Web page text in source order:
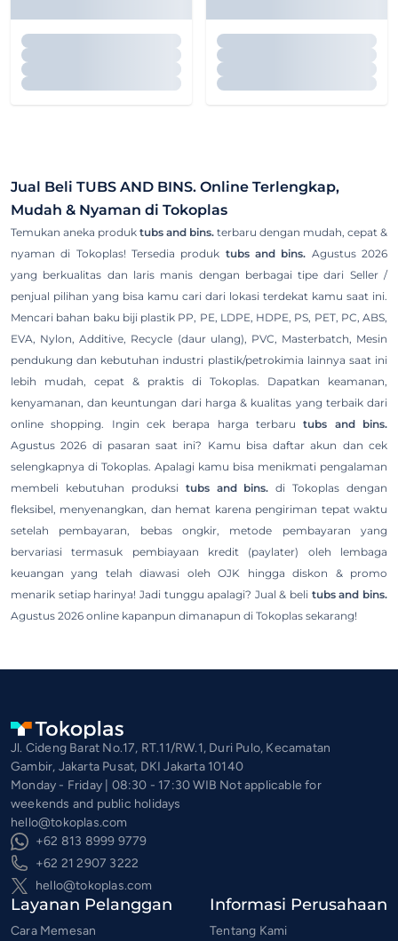
Jual Beli TUBS AND BINS. Online Terlengkap,
Mudah & Nyaman di Tokoplas
Temukan aneka produk tubs and bins. terbaru dengan mudah, cepat &
nyaman di Tokoplas! Tersedia produk tubs and bins. Agustus 2026
yang berkualitas dan laris manis dengan berbagai tipe dari Seller /
penjual pilihan yang bisa kamu cari dari lokasi terdekat kamu saat ini.
Mencari bahan baku biji plastik PP, PE, LDPE, HDPE, PS, PET, PC, ABS,
EVA, Nylon, Additive, Recycle (daur ulang), PVC, Masterbatch, Mesin
pendukung dan kebutuhan industri plastik/petrokimia lainnya saat ini
lebih mudah, cepat & praktis di Tokoplas. Dapatkan keamanan,
kenyamanan, dan keuntungan dari harga & kualitas yang terbaik dari
online shopping. Ingin cek berapa harga terbarutubs and bins.
Agustus 2026 di pasaran saat ini? Kamu bisa daftar akun dan cek
selengkapnya di Tokoplas. Apalagi kamu bisa menikmati pengalaman
membeli kebutuhan produksi tubs and bins. di Tokoplas dengan
fleksibel, menyenangkan, dan hemat karena pengiriman tepat waktu
setelah pembayaran, bebas ongkir, metode pembayaran yang
bervariasi termasuk pembiayaan kredit (paylater) oleh lembaga
keuangan yang telah diawasi oleh OJK hingga diskon & promo
menarik setiap harinya! Jadi tunggu apalagi? Jual & beli tubs and bins.
Agustus 2026 online kapanpun dimanapun di Tokoplas sekarang!
Jl. Cideng Barat No.17, RT.11/RW.1, Duri Pulo, Kecamatan
Gambir, Jakarta Pusat, DKI Jakarta 10140
Monday - Friday | 08:30 - 17:30 WIB Not applicable for
weekends and public holidays
hello@tokoplas.com
+62 813 8999 9779
+62 21 2907 3222
hello@tokoplas.com
Layanan Pelanggan
Cara Memesan
Informasi Perusahaan
Tentang Kami